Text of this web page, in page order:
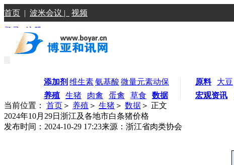
首页 | 波米会议 | 视频
登录 |注册
添加剂 维生素氨基酸 微量元素动保
养殖
生猪 肉禽 蛋禽 草食 数据
原料 大豆
宏观资讯
当前位置： 首页 ＞ 养殖 ＞ 生猪 ＞ 数据 ＞ 正文
2024年10月29日浙江及各地市白条猪价格
发布时间：2024-10-29 17:23来源：浙江省肉类协会